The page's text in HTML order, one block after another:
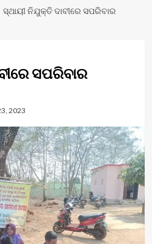
ସ୍ଥାୟୀ ନିଯୁକ୍ତି ଦାବୀରେ ସପରିବାର
ସପରିବାର
2023